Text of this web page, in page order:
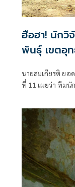
ฮือฮา! นักวิ
พันธุ์ เขตอุ
นายสมเกียรติ ย
ที่ 11 เผยว่า ทีม
วิชาการป่าไม้ปฏิ